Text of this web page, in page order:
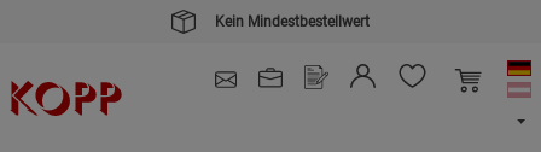
Kein Mindestbestellwert